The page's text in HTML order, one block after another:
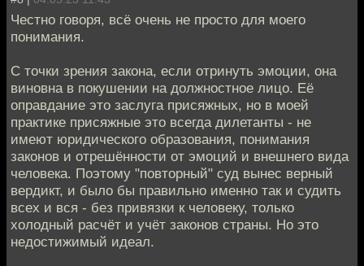
Честно говоря, всё очень не просто для моего
понимания.
С точки зрения закона, если отринуть эмоции, она
виновна в покушении на должностное лицо. Её
оправдание это заслуга присяжных, но в моей
практике присяжные это всегда дилетанты - не
имеют юридического образования, понимания
законов и отрешённости от эмоций и внешнего вида
человека. Поэтому "повторный" суд вынес верный
вердикт, и было бы правильно именно так и судить
всех и вся - без привязки к человеку, только
холодный расчёт и учёт законов страны. Но это
недостижимый идеал.